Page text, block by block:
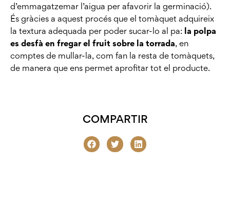
d’emmagatzemar l’aigua per afavorir la germinació).
És gràcies a aquest procés que el tomàquet adquireix
la textura adequada per poder sucar-lo al pa: la polpa
es desfà en fregar el fruit sobre la torrada, en
comptes de mullar-la, com fan la resta de tomàquets,
de manera que ens permet aprofitar tot el producte.
COMPARTIR